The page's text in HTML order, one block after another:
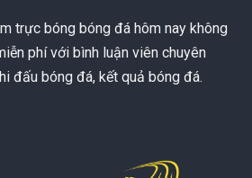
trực bóng bóng đá hôm nay không
phí với bình luận viên chuyên
đấu bóng đá, kết quả bóng đá.